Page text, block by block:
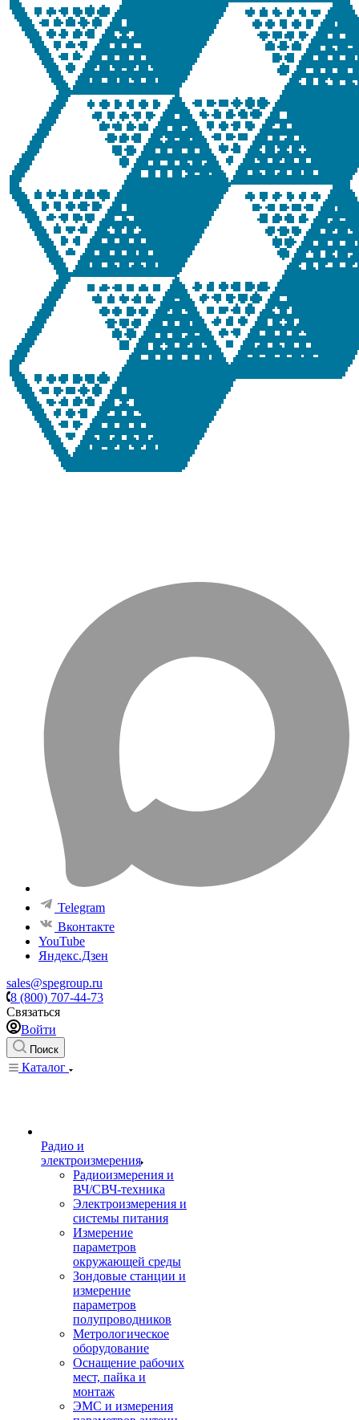
Telegram
Вконтакте
YouTube
Яндекс.Дзен
sales@spegroup.ru
8 (800) 707-44-73
Связаться
Войти
Поиск
Каталог
Радио и
электроизмерения
Радиоизмерения и
ВЧ/СВЧ-техника
Электроизмерения и
системы питания
Измерение
параметров
окружающей среды
Зондовые станции и
измерение
параметров
полупроводников
Метрологическое
оборудование
Оснащение рабочих
мест, пайка и
монтаж
ЭМС и измерения